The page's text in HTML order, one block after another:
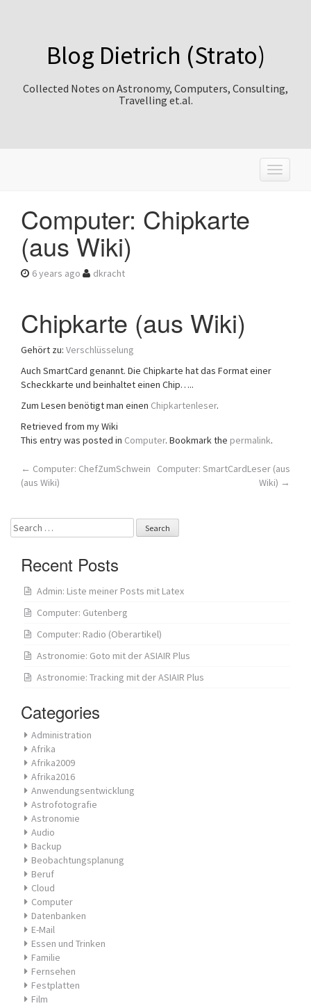
Blog Dietrich (Strato)
Collected Notes on Astronomy, Computers, Consulting,
Travelling et.al.
T
o
Computer: Chipkarte
(aus Wiki)
6 years ago dkracht
Chipkarte (aus Wiki)
Gehört zu: Verschlüsselung
Auch SmartCard genannt. Die Chipkarte hat das Format einer
Scheckkarte und beinhaltet einen Chip…..
Zum Lesen benötigt man einen Chipkartenleser.
Retrieved from my Wiki
This entry was posted in Computer. Bookmark the permalink.
Post
← Computer: ChefZumSchwein
(aus Wiki)
Computer: SmartCardLeser (aus
Wiki) →
Search
for:
Recent Posts
Admin: Liste meiner Posts mit Latex
Computer: Gutenberg
Computer: Radio (Oberartikel)
Astronomie: Goto mit der ASIAIR Plus
Astronomie: Tracking mit der ASIAIR Plus
Categories
Administration
Afrika
Afrika2009
Afrika2016
Anwendungsentwicklung
Astrofotografie
Astronomie
Audio
Backup
Beobachtungsplanung
Beruf
Cloud
Computer
Datenbanken
E-Mail
Essen und Trinken
Familie
Fernsehen
Festplatten
Film